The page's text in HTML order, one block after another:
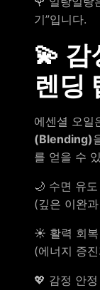
기”입니다.
💫 감
렌딩
에센셜 오일
(Blending)
를 얻을 수
🌙 수면 유
(깊은 이완
☀️ 활력 회
(에너지 증
💖 감정 안